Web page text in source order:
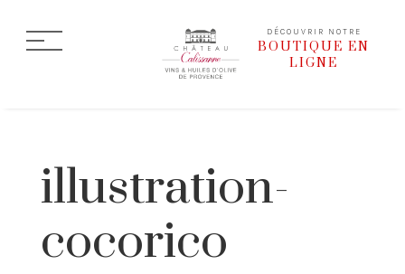
DÉCOUVRIR NOTRE
BOUTIQUE EN
LIGNE
illustration-
cocorico